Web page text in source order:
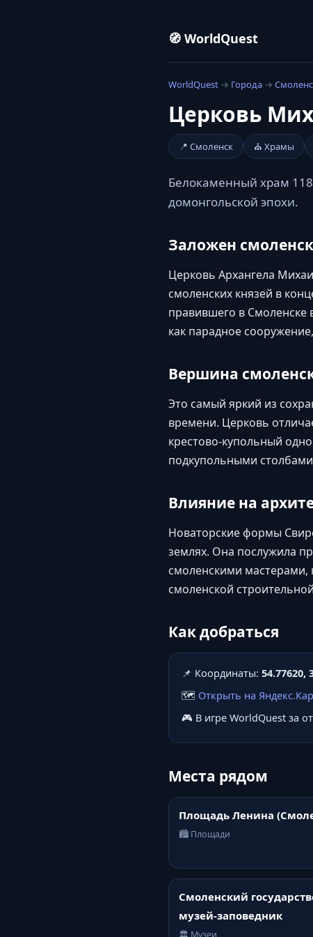
🧭 WorldQuest
WorldQuest → Города →
Церковь
📍 Смоленск ⛪ Храмы
Белокаменный храм
домонгольской эпохи.
Заложен
Церковь Архангела
смоленских князей в
правившего в Смоленске
как парадное
Вершина
Это самый яркий из
времени. Церковь
крестово-купольный
подкупольными
Влияние на
Новаторские формы
землях. Она послужила
смоленскими мастерами,
смоленской
Как добраться
📌 Координаты: 54.77620,
🗺️ Открыть на
🎮 В игре WorldQuest за
Места рядом
Площадь Ленина
🏙️ Площади
Смоленский
музей-заповедник
🏛️ Музеи